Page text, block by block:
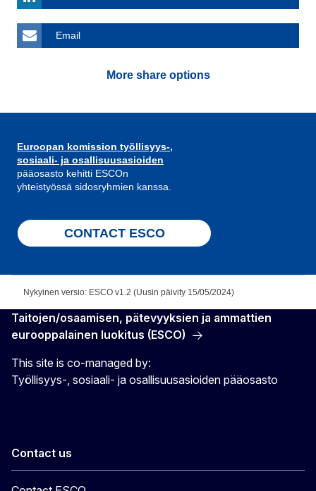
Email
More share options
Euroopan komission työllisyys-,
sosiaali- ja osallisuusasioiden
pääosasto kehitti ESCOn
yhteistyössä sidosryhmien kanssa.
CONTACT ESCO
Nykyinen versio: ESCO v1.2 (Uusin päivity 15/05/2024)
Taitojen/osaamisen, pätevyyksien ja ammattien
eurooppalainen luokitus (ESCO)
This site is co-managed by:
Työllisyys-, sosiaali- ja osallisuusasioiden pääosasto
Contact us